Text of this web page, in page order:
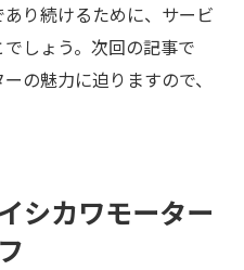
り続けるために、サービ
しょう。次回の記事で
の魅力に迫りますので、
シカワモーター